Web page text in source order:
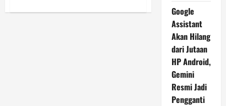
Banyak
Google
Assistant
Akan Hilang
dari Jutaan
HP Android,
Gemini
Resmi Jadi
Pengganti